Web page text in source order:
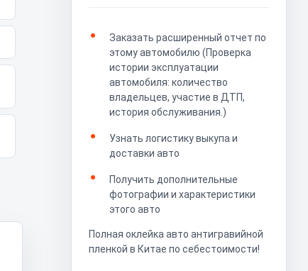
Заказать расширенный отчет по
этому автомобилю (Проверка
истории эксплуатации
автомобиля: количество
владельцев, участие в ДТП,
история обслуживания.)
Узнать логистику выкупа и
доставки авто
Получить дополнительные
фотографии и характеристики
этого авто
Полная оклейка авто антигравийной
пленкой в Китае по себестоимости!